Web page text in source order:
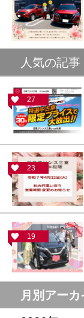
人気の記事
27
23
19
月別アーカ